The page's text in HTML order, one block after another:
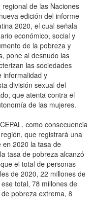
de las Naciones
edición del informe
2020, el cual señala
económico, social y
de la pobreza y
pone al desnudo las
las sociedades
informalidad y
división sexual del
que atenta contra el
de las mujeres.
como consecuencia
que registrará una
en 2020 la tasa de
tasa de pobreza alcanzó
el total de personas
de 2020, 22 millones de
total, 78 millones de
pobreza extrema, 8